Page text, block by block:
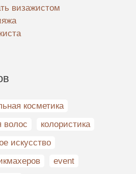
визажистом
косметика
волос
колористика
искусство
event